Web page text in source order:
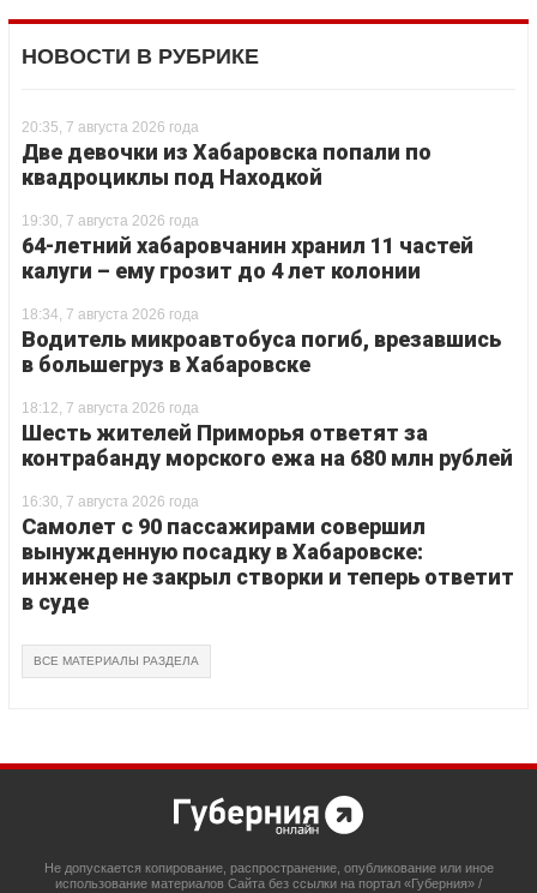
НОВОСТИ В РУБРИКЕ
20:35, 7 августа 2026 года
Две девочки из Хабаровска попали по
квадроциклы под Находкой
19:30, 7 августа 2026 года
64-летний хабаровчанин хранил 11 частей
калуги – ему грозит до 4 лет колонии
18:34, 7 августа 2026 года
Водитель микроавтобуса погиб, врезавшись
в большегруз в Хабаровске
18:12, 7 августа 2026 года
Шесть жителей Приморья ответят за
контрабанду морского ежа на 680 млн рублей
16:30, 7 августа 2026 года
Самолет с 90 пассажирами совершил
вынужденную посадку в Хабаровске:
инженер не закрыл створки и теперь ответит
в суде
ВСЕ МАТЕРИАЛЫ РАЗДЕЛА
Не допускается копирование, распространение, опубликование или иное
использование материалов Сайта без ссылки на портал «Губерния» /